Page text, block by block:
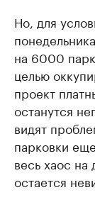
Но, для
на 6000
целью
проект
останутся
видят
парковки
весь хаос на
остается